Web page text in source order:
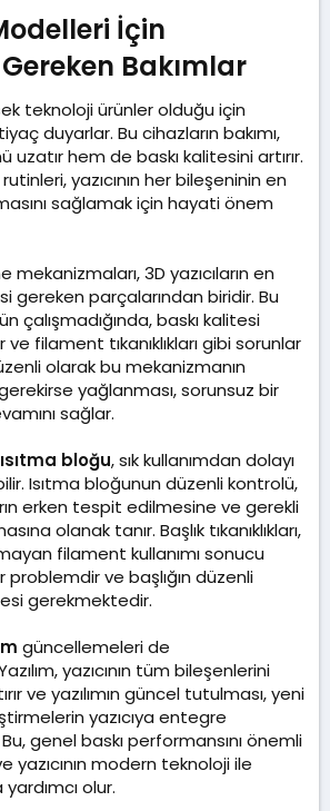
İçin
Bakımlar​
teknoloji ürünler olduğu için
duyarlar. Bu cihazların bakımı,
uzatır hem de baskı kalitesini artırır.
rutinleri, yazıcının her bileşeninin en
sağlamak için hayati önem
mekanizmaları, 3D yazıcıların en
gereken parçalarından biridir. Bu
çalışmadığında, baskı kalitesi
filament tıkanıklıkları gibi sorunlar
olarak bu mekanizmanın
yağlanması, sorunsuz bir
sağlar.
ısıtma bloğu, sık kullanımdan dolayı
Isıtma bloğunun düzenli kontrolü,
erken tespit edilmesine ve gerekli
olanak tanır. Başlık tıkanıklıkları,
filament kullanımı sonucu
problemdir ve başlığın düzenli
gerekmektedir.
güncellemeleri de
yazıcının tüm bileşenlerini
ve yazılımın güncel tutulması, yeni
yazıcıya entegre
genel baskı performansını önemli
yazıcının modern teknoloji ile
olur.